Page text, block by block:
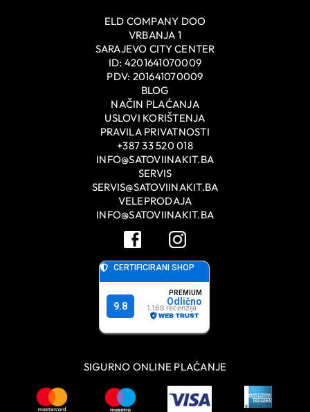
ELD COMPANY DOO
VRBANJA 1
SARAJEVO CITY CENTER
ID: 4201641070009
PDV: 201641070009
BLOG
NAČIN PLAĆANJA
USLOVI KORIŠTENJA
PRAVILA PRIVATNOSTI
+387 33 520 018
INFO@SATOVIINAKIT.BA
SERVIS
SERVIS@SATOVIINAKIT.BA
VELEPRODAJA
INFO@SATOVIINAKIT.BA
SIGURNO ONLINE PLAĆANJE